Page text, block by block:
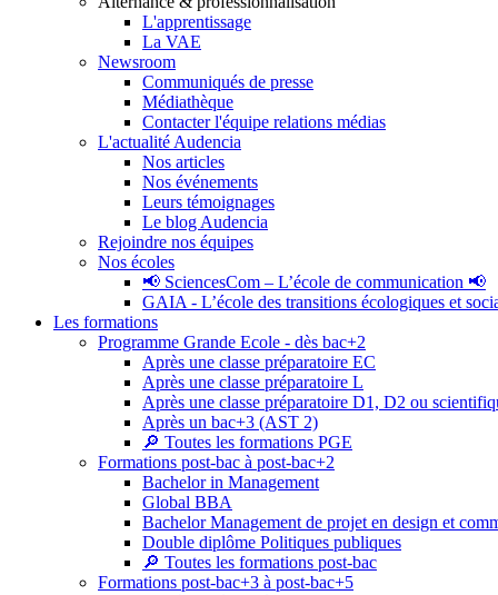
L'apprentissage
La VAE
Newsroom
Communiqués de presse
Médiathèque
Contacter l'équipe relations médias
L'actualité Audencia
Nos articles
Nos événements
Leurs témoignages
Le blog Audencia
Rejoindre nos équipes
Nos écoles
📢 SciencesCom – L’école de communication 📢
GAIA - L’école des transitions écologiques et
Les formations
Programme Grande Ecole - dès bac+2
Après une classe préparatoire EC
Après une classe préparatoire L
Après une classe préparatoire D1, D2 ou
Après un bac+3 (AST 2)
🔎 Toutes les formations PGE
Formations post-bac à post-bac+2
Bachelor in Management
Global BBA
Bachelor Management de projet en design et
Double diplôme Politiques publiques
🔎 Toutes les formations post-bac
Formations post-bac+3 à post-bac+5